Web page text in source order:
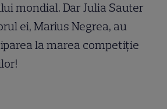
mondial. Dar Julia Sauter
ei, Marius Negrea, au
la marea competiţie